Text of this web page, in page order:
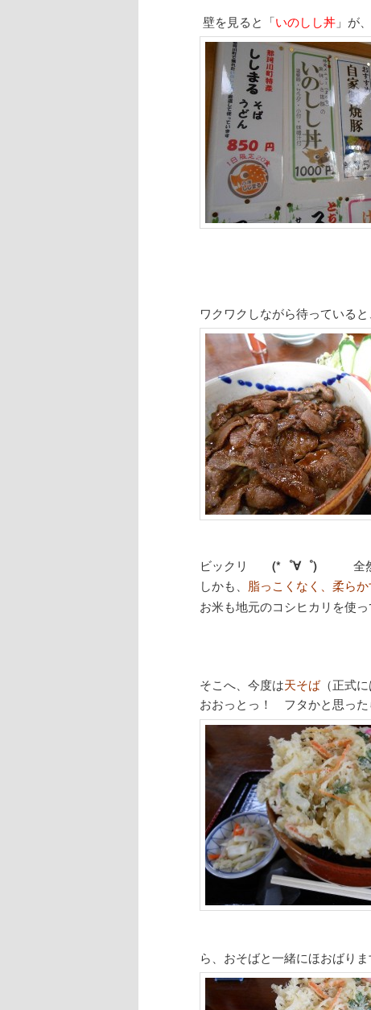
壁を見ると「いのしし丼 」が、
ワクワクしながら待っている
ビックリ (*゜∀゜) 全
しかも、 脂っこくなく、柔ら
お米も地元のコシヒカリを使
そこへ、今度は天そば（正式
おおっとっ！ フタかと思った
ら、おそばと一緒にほおばり